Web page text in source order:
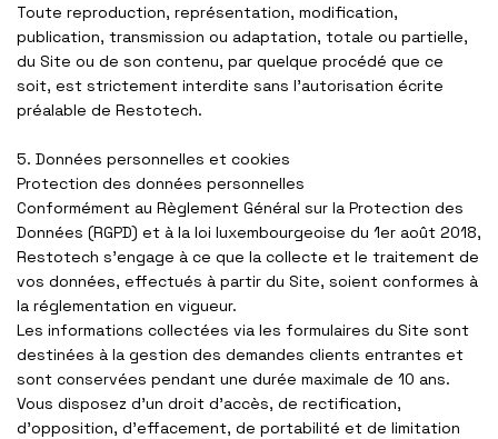
Toute reproduction, représentation, modification,
publication, transmission ou adaptation, totale ou partielle,
du Site ou de son contenu, par quelque procédé que ce
soit, est strictement interdite sans l’autorisation écrite
préalable de Restotech.
5. Données personnelles et cookies
Protection des données personnelles
Conformément au Règlement Général sur la Protection des
Données (RGPD) et à la loi luxembourgeoise du 1er août 2018,
Restotech s’engage à ce que la collecte et le traitement de
vos données, effectués à partir du Site, soient conformes à
la réglementation en vigueur.
Les informations collectées via les formulaires du Site sont
destinées à la gestion des demandes clients entrantes et
sont conservées pendant une durée maximale de 10 ans.
Vous disposez d’un droit d’accès, de rectification,
d’opposition, d’effacement, de portabilité et de limitation